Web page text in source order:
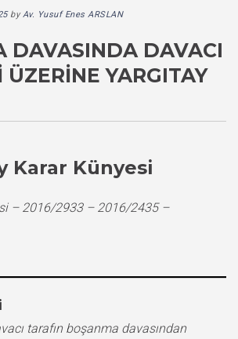
byAv. Yusuf Enes ARSLAN
DAVASINDA DAVACI
ÜZERINE YARGITAY
Karar Künyesi
– 2016/2933 – 2016/2435 –
tarafın boşanma davasından